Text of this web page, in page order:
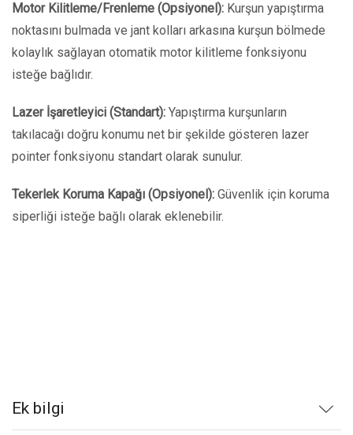
Motor Kilitleme/Frenleme (Opsiyonel): Kurşun yapıştırma
noktasını bulmada ve jant kolları arkasına kurşun bölmede
kolaylık sağlayan otomatik motor kilitleme fonksiyonu
isteğe bağlıdır.
Lazer İşaretleyici (Standart): Yapıştırma kurşunların
takılacağı doğru konumu net bir şekilde gösteren lazer
pointer fonksiyonu standart olarak sunulur.
Tekerlek Koruma Kapağı (Opsiyonel): Güvenlik için koruma
siperliği isteğe bağlı olarak eklenebilir.
Ek bilgi